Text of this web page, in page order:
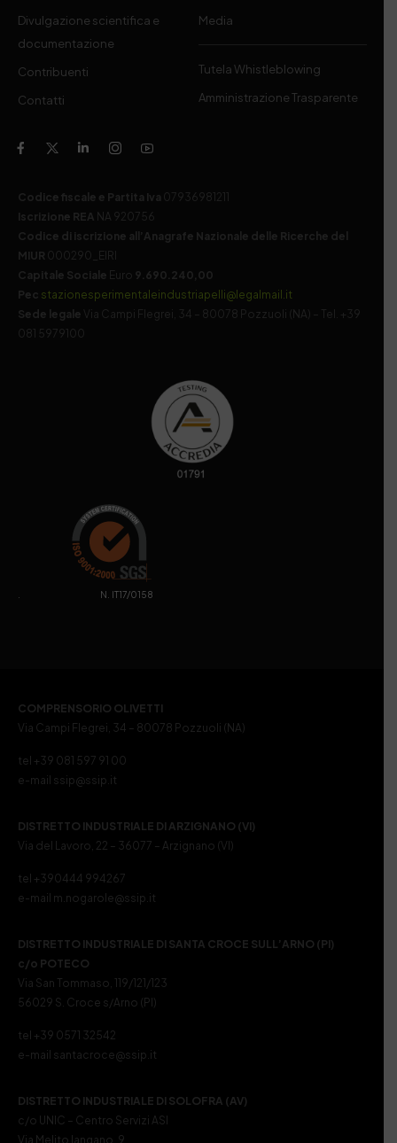
Divulgazione scientifica e
documentazione
Contribuenti
Contatti
Media
Tutela Whistleblowing
Amministrazione Trasparente
Codice fiscale e Partita Iva 07936981211
Iscrizione REA NA 920756
Codice di iscrizione all’Anagrafe Nazionale delle Ricerche del
MIUR 000290_EIRI
Capitale Sociale Euro 9.690.240,00
Pec stazionesperimentaleindustriapelli@legalmail.it
Sede legale
Via Campi Flegrei, 34 – 80078 Pozzuoli (NA) – Tel. +39
081 5979100
. N. IT17/0158
COMPRENSORIO OLIVETTI
Via Campi Flegrei, 34 – 80078 Pozzuoli (NA)
tel +39 081 597 91 00
e-mail ssip@ssip.it
DISTRETTO INDUSTRIALE DI ARZIGNANO (VI)
Via del Lavoro, 22 – 36077 – Arzignano (VI)
tel +390444 994267
e-mail m.nogarole@ssip.it
DISTRETTO INDUSTRIALE DI SANTA CROCE SULL’ARNO (PI)
c/o POTECO
Via San Tommaso, 119/121/123
56029 S. Croce s/Arno (PI)
tel +39 0571 32542
e-mail santacroce@ssip.it
DISTRETTO INDUSTRIALE DI SOLOFRA (AV)
c/o UNIC – Centro Servizi ASI
Via Melito Iangano, 9